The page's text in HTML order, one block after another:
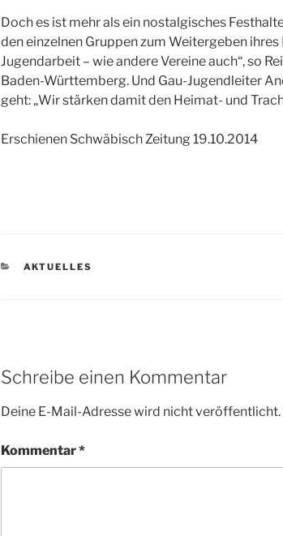
Doch es ist mehr als ein nostalgisches
den einzelnen Gruppen zum Weitergeben
Jugendarbeit – wie andere Vereine auch“, so
Baden-Württemberg. Und Gau-Jugendleiter
geht: „Wir stärken damit den Heimat- und
Erschienen Schwäbisch Zeitung 19.10.2014
KATEGORIEN
AKTUELLES
Schreibe einen Kommentar
Deine E-Mail-Adresse wird nicht veröffentlicht.
Kommentar*